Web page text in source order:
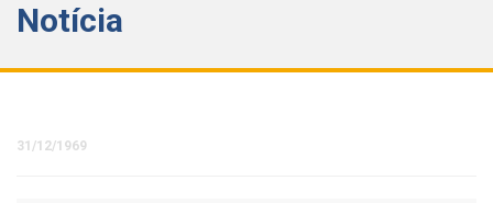
Notícia
31/12/1969